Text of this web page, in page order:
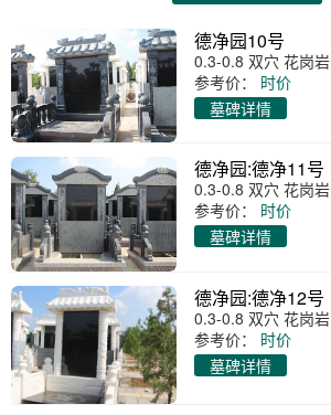
德净园10号
0.3-0.8 双穴 花岗岩
参考价：
时价
墓碑详情
德净园:德净11号
0.3-0.8 双穴 花岗岩
参考价：
时价
墓碑详情
德净园:德净12号
0.3-0.8 双穴 花岗岩
参考价：
时价
墓碑详情